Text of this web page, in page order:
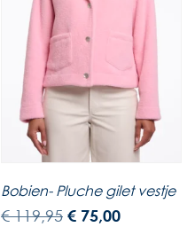
Bobien- Pluche gilet vestje
€119,95 € 75,00